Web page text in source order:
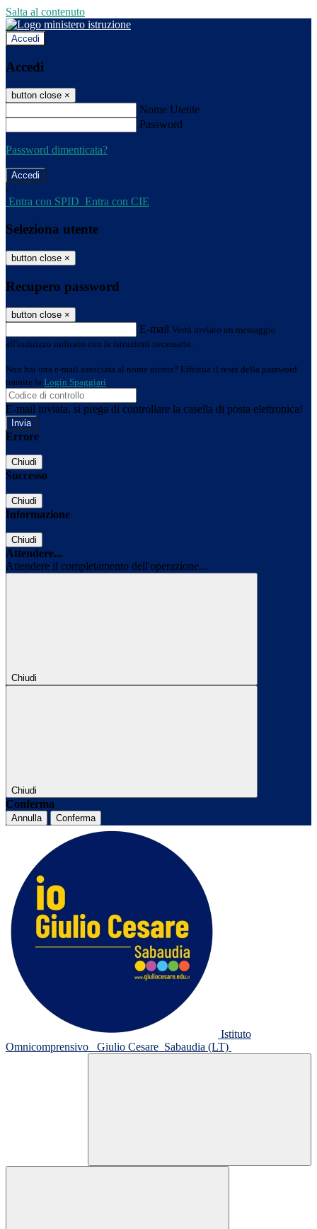
Salta al contenuto
Accedi
Accedi
button close ×
Nome Utente
Password
Password dimenticata?
-
Entra con SPID Entra con CIE
Seleziona utente
button close ×
Recupero password
button close ×
E-mail Verrà inviato un messaggio
all'indirizzo indicato con le istruzioni necessarie.
Non hai una e-mail associata al nome utente? Effettua il reset della password
tramite la Login Spaggiari
E-mail inviata, si prega di controllare la casella di posta elettronica!
Errore
Chiudi
Successo
Chiudi
Informazione
Chiudi
Attendere...
Attendere il completamento dell'operazione...
Chiudi
Chiudi
Conferma
Annulla Conferma
Istituto
Omnicomprensivo
Giulio Cesare Sabaudia (LT)